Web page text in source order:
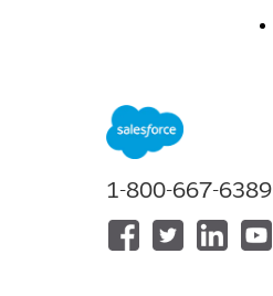
1-800-667-6389